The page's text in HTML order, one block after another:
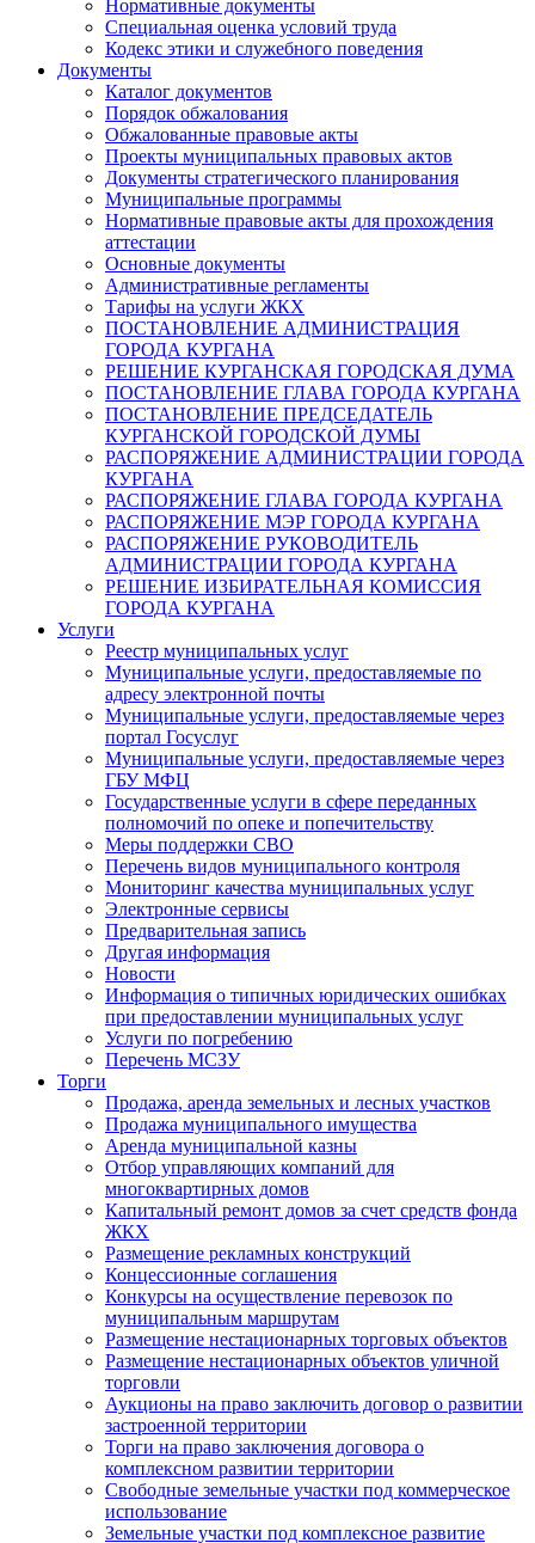
Нормативные документы
Специальная оценка условий труда
Кодекс этики и служебного поведения
Документы
Каталог документов
Порядок обжалования
Обжалованные правовые акты
Проекты муниципальных правовых актов
Документы стратегического планирования
Муниципальные программы
Нормативные правовые акты для прохождения
аттестации
Основные документы
Административные регламенты
Тарифы на услуги ЖКХ
ПОСТАНОВЛЕНИЕ АДМИНИСТРАЦИЯ
ГОРОДА КУРГАНА
РЕШЕНИЕ КУРГАНСКАЯ ГОРОДСКАЯ ДУМА
ПОСТАНОВЛЕНИЕ ГЛАВА ГОРОДА КУРГАНА
ПОСТАНОВЛЕНИЕ ПРЕДСЕДАТЕЛЬ
КУРГАНСКОЙ ГОРОДСКОЙ ДУМЫ
РАСПОРЯЖЕНИЕ АДМИНИСТРАЦИИ ГОРОДА
КУРГАНА
РАСПОРЯЖЕНИЕ ГЛАВА ГОРОДА КУРГАНА
РАСПОРЯЖЕНИЕ МЭР ГОРОДА КУРГАНА
РАСПОРЯЖЕНИЕ РУКОВОДИТЕЛЬ
АДМИНИСТРАЦИИ ГОРОДА КУРГАНА
РЕШЕНИЕ ИЗБИРАТЕЛЬНАЯ КОМИССИЯ
ГОРОДА КУРГАНА
Услуги
Реестр муниципальных услуг
Муниципальные услуги, предоставляемые по
адресу электронной почты
Муниципальные услуги, предоставляемые через
портал Госуслуг
Муниципальные услуги, предоставляемые через
ГБУ МФЦ
Государственные услуги в сфере переданных
полномочий по опеке и попечительству
Меры поддержки СВО
Перечень видов муниципального контроля
Мониторинг качества муниципальных услуг
Электронные сервисы
Предварительная запись
Другая информация
Новости
Информация о типичных юридических ошибках
при предоставлении муниципальных услуг
Услуги по погребению
Перечень МСЗУ
Торги
Продажа, аренда земельных и лесных участков
Продажа муниципального имущества
Аренда муниципальной казны
Отбор управляющих компаний для
многоквартирных домов
Капитальный ремонт домов за счет средств фонда
ЖКХ
Размещение рекламных конструкций
Концессионные соглашения
Конкурсы на осуществление перевозок по
муниципальным маршрутам
Размещение нестационарных торговых объектов
Размещение нестационарных объектов уличной
торговли
Аукционы на право заключить договор о развитии
застроенной территории
Торги на право заключения договора о
комплексном развитии территории
Свободные земельные участки под коммерческое
использование
Земельные участки под комплексное развитие